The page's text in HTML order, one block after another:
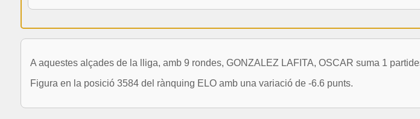
A aquestes alçades de la lliga, amb 9 rondes, GONZALEZ LAFITA, OSCAR suma 1
Figura en la posició 3584 del rànquing ELO amb una variació de -6.6 punts.